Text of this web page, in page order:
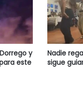
y
este
Nadie
sigue